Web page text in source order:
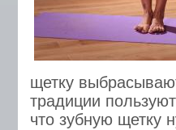
щетку
традиции
что зубную щетку